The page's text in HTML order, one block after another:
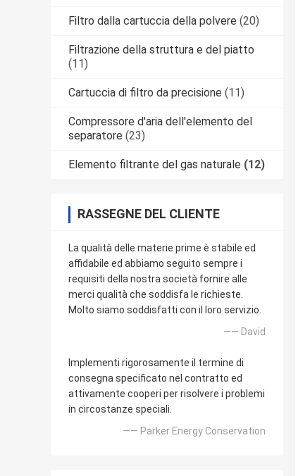
Filtro dalla cartuccia della polvere (20)
Filtrazione della struttura e del piatto
(11)
Cartuccia di filtro da precisione (11)
Compressore d'aria dell'elemento del
separatore (23)
Elemento filtrante del gas naturale (12)
RASSEGNE DEL CLIENTE
La qualità delle materie prime è stabile ed
affidabile ed abbiamo seguito sempre i
requisiti della nostra società fornire alle
merci qualità che soddisfa le richieste.
Molto siamo soddisfatti con il loro servizio.
—— David
Implementi rigorosamente il termine di
consegna specificato nel contratto ed
attivamente cooperi per risolvere i problemi
in circostanze speciali.
—— Parker Energy Conservation